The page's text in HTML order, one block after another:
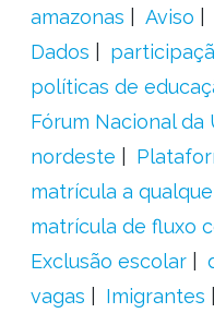
amazonas
Aviso
Dados
políticas de
Fórum Nacional da
nordeste
matrícula a
matrícula de fluxo
Exclusão escolar
vagas
Imigrantes